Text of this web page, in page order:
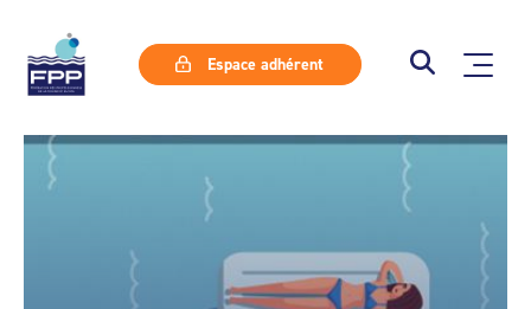
Espace adhérent